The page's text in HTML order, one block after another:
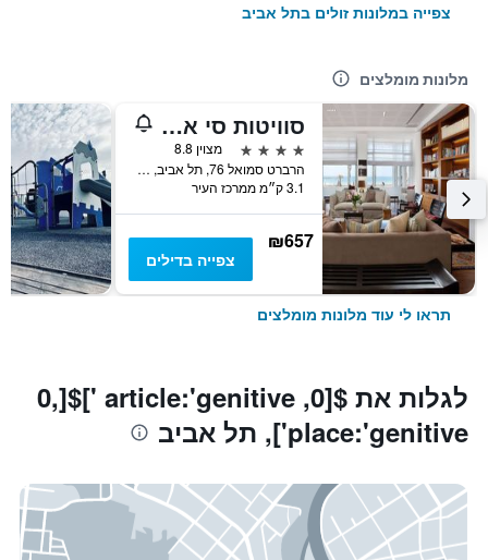
צפייה במלונות זולים בתל אביב
מלונות מומלצים
סוויטות סי אקזקיוטיב
4 כוכבים
מצוין 8.8
הרברט סמואל 76, תל אביב, גוש דן, ישראל
3.1 ק״מ ממרכז העיר
₪657
צפייה בדילים
תראו לי עוד מלונות מומלצים
לגלות את $[0, article:'genitive ']$[0,
place:'genitive'], תל אביב